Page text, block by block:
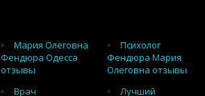
Мария Олеговна
Фендюра Одесса
отзывы
Психолог
Фендюра Мария
Олеговна отзывы
Врач
Лучший